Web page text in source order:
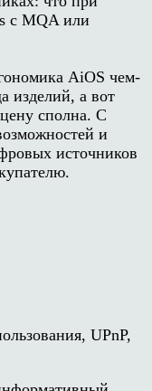
с MQA или
AiOS чем-
изделий, а вот
сполна. С
и
источников
UPnP,